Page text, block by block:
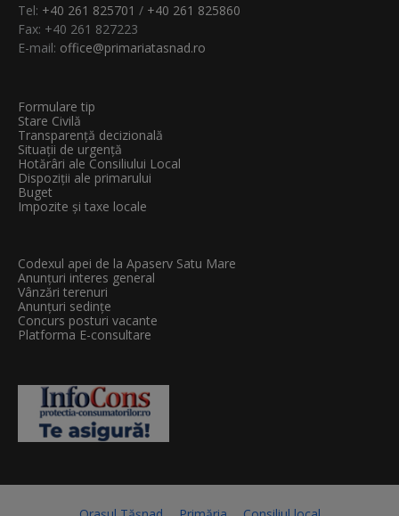
Tel: +40 261 825701 / +40 261 825860
Fax: +40 261 827223
E-mail: office@primariatasnad.ro
Formulare tip
Stare Civilă
Transparenţă decizională
Situații de urgență
Hotărâri ale Consiliului Local
Dispoziții ale primarului
Buget
Impozite și taxe locale
Codexul apei de la Apaserv Satu Mare
Anunțuri interes general
Vânzări terenuri
Anunțuri sedințe
Concurs posturi vacante
Platforma E-consultare